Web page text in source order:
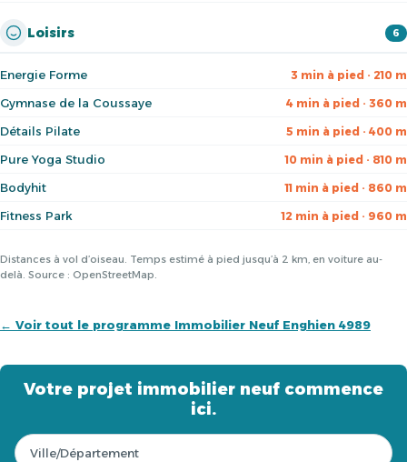
Loisirs 6
Energie Forme 3 min à pied · 210 m
Gymnase de la Coussaye 4 min à pied · 360 m
Détails Pilate 5 min à pied · 400 m
Pure Yoga Studio 10 min à pied · 810 m
Bodyhit 11 min à pied · 860 m
Fitness Park 12 min à pied · 960 m
Distances à vol d’oiseau. Temps estimé à pied jusqu’à 2 km, en voiture au-
delà. Source : OpenStreetMap.
← Voir tout le programme Immobilier Neuf Enghien 4989
Votre projet immobilier neuf commence
ici.